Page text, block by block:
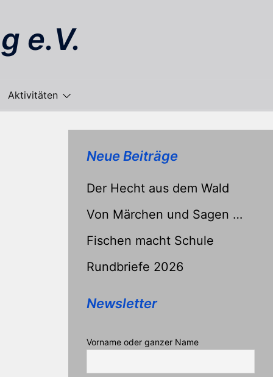
e.V.
Aktivitäten
Neue Beiträge
Der Hecht aus dem Wald
Von Märchen und Sagen …
Fischen macht Schule
Rundbriefe 2026
Newsletter
Vorname oder ganzer Name